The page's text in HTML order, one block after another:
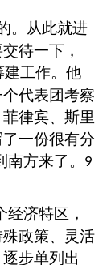
。从此就进
待一下，
建工作。他
代表团考察
律宾、斯里
一份很有分
南方来了。 9
经济特区，
政策、灵活
步单列出